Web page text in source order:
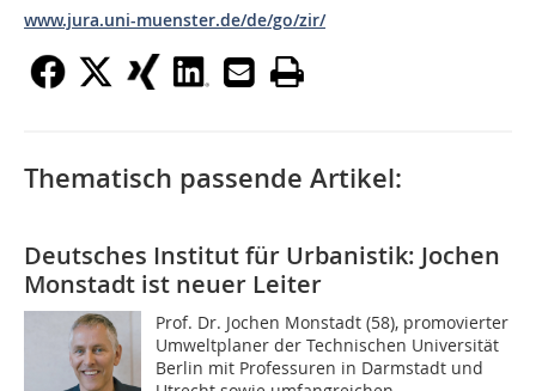
www.jura.uni-muenster.de/de/go/zir/
Thematisch passende Artikel:
Deutsches Institut für Urbanistik: Jochen
Monstadt ist neuer Leiter
Prof. Dr. Jochen Monstadt (58), promovierter
Umweltplaner der Technischen Universität
Berlin mit Professuren in Darmstadt und